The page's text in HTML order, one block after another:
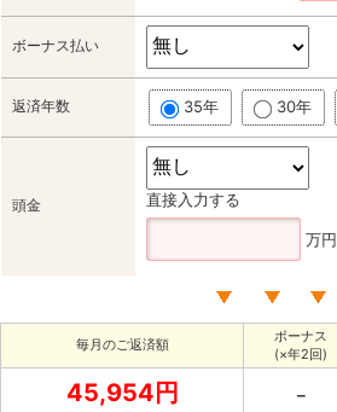
ボーナス払い
返済年数 35年 30年
頭金 直接入力する
万円
毎月のご返済額
ボーナス
(×年2回)
45,954円 －